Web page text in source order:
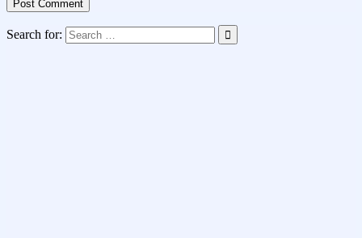
Search for: